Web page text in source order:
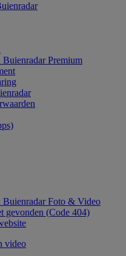
Premium
Buienradar Foto & Video
gevonden (Code 404)
video